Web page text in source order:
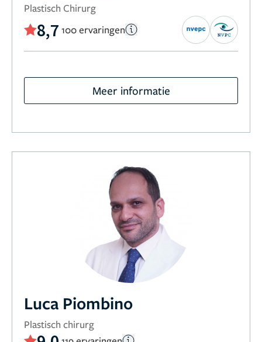
Plastisch Chirurg
8,7 100 ervaringen
Meer informatie
Luca Piombino
Plastisch chirurg